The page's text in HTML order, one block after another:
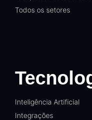
Todos os setores
Inteligência Artificial
Integrações